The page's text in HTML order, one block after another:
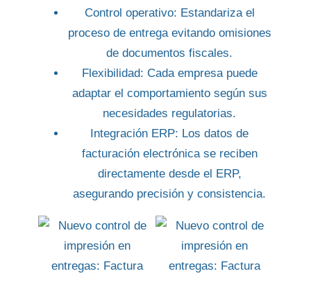
Control operativo: Estandariza el
proceso de entrega evitando omisiones
de documentos fiscales.
Flexibilidad: Cada empresa puede
adaptar el comportamiento según sus
necesidades regulatorias.
Integración ERP: Los datos de
facturación electrónica se reciben
directamente desde el ERP,
asegurando precisión y consistencia.